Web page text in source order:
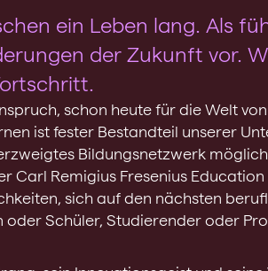
ein Leben lang. Als
der Zukunft vor.
schon heute für die Welt
ist fester Bestandteil unserer
Bildungsnetzwerk
Carl Remigius Fresenius
sich auf den nächsten
oder Schüler, Studierender oder